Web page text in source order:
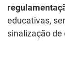
educativas,
sinalização de